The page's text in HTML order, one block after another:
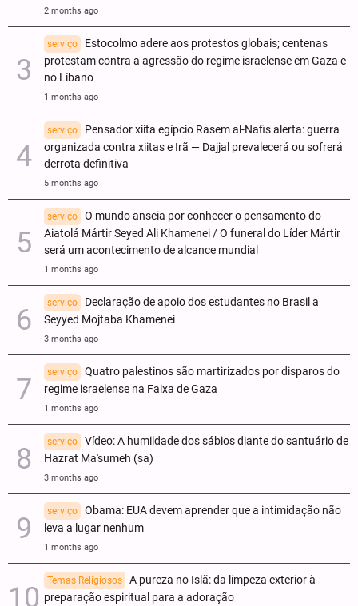
2 months ago
serviço
Estocolmo adere aos protestos globais; centenas
protestam contra a agressão do regime israelense em Gaza e
no Líbano
1 months ago
serviço
Pensador xiita egípcio Rasem al-Nafis alerta: guerra
organizada contra xiitas e Irã — Dajjal prevalecerá ou sofrerá
derrota definitiva
5 months ago
serviço
O mundo anseia por conhecer o pensamento do
Aiatolá Mártir Seyed Ali Khamenei / O funeral do Líder Mártir
será um acontecimento de alcance mundial
1 months ago
serviço
Declaração de apoio dos estudantes no Brasil a
Seyyed Mojtaba Khamenei
3 months ago
serviço
Quatro palestinos são martirizados por disparos do
regime israelense na Faixa de Gaza
1 months ago
serviço
Vídeo: A humildade dos sábios diante do santuário de
Hazrat Ma'sumeh (sa)
3 months ago
serviço
Obama: EUA devem aprender que a intimidação não
leva a lugar nenhum
1 months ago
Temas Religiosos
A pureza no Islã: da limpeza exterior à
preparação espiritual para a adoração